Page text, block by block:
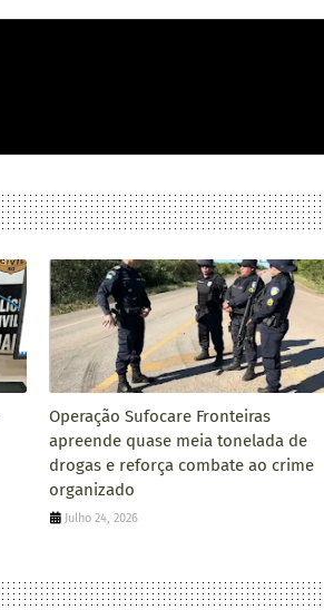
Operação Sufocare Fronteiras
apreende quase meia tonelada de
drogas e reforça combate ao crime
organizado
Julho 24, 2026